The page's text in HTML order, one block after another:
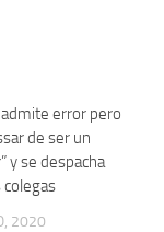
admite error pero
de ser un
y se despacha
2020